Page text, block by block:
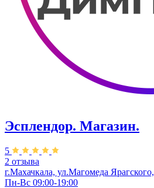
Эсплендор. Магазин.
5
2 отзыва
г.Махачкала, ул.Магомеда
Пн-Вс 09:00-19:00